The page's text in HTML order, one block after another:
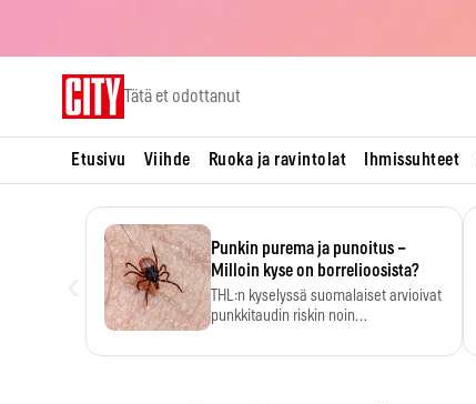
Tätä et odottanut
Etusivu Viihde Ruoka ja ravintolat Ihmissuhteet
Punkin purema ja punoitus –
Milloin kyse on borrelioosista?
THL:n kyselyssä suomalaiset arvioivat
punkkitaudin riskin noin